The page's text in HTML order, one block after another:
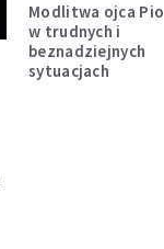
Modlitwa ojca Pio
w trudnych i
beznadziejnych
sytuacjach